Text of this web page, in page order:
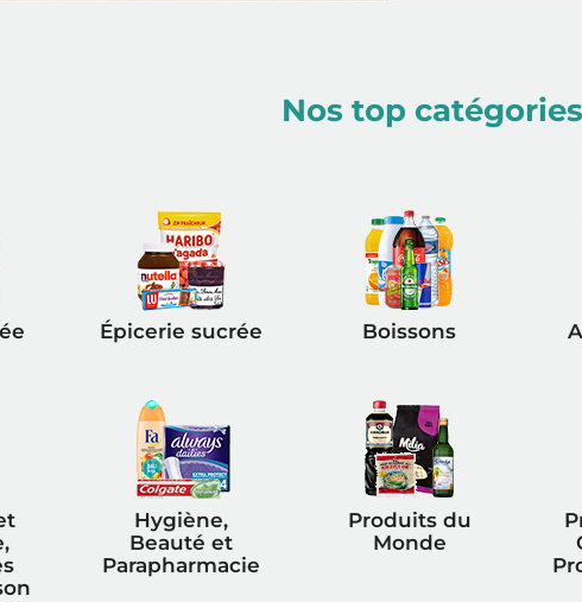
Nos top catégories
Épicerie sucrée Boissons
Hygiène,
Beauté et
Parapharmacie
Produits du
Monde